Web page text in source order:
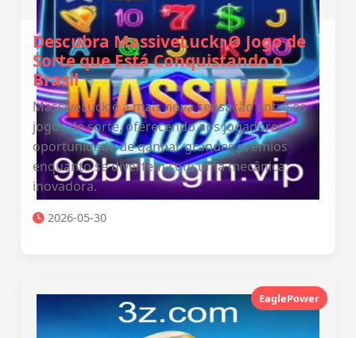
Descubra MassiveLuck: O Jogo de
Sorte que Está Conquistando o
Brasil
MassiveLuck é a mais nova sensação entre os
jogos de sorte, oferecendo aos jogadores a
oportunidade de ganhar grandes prêmios
enquanto se divertem com uma mecânica
inovadora.
2026-05-30
EaglePower